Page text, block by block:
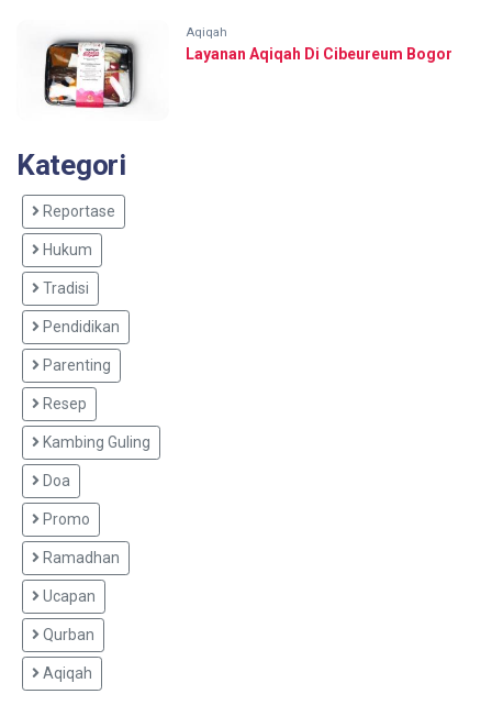
Aqiqah
Layanan Aqiqah Di Cibeureum Bogor
Kategori
Reportase
Hukum
Tradisi
Pendidikan
Parenting
Resep
Kambing Guling
Doa
Promo
Ramadhan
Ucapan
Qurban
Aqiqah